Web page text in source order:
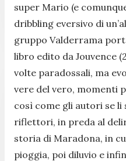
super Mario (e
dribbling eversivo di
gruppo Valderrama
libro edito da Jouvence
volte paradossali, ma
vere del vero, momenti
così come gli autori se
riflettori, in preda al
storia di Maradona, in
pioggia, poi diluvio e